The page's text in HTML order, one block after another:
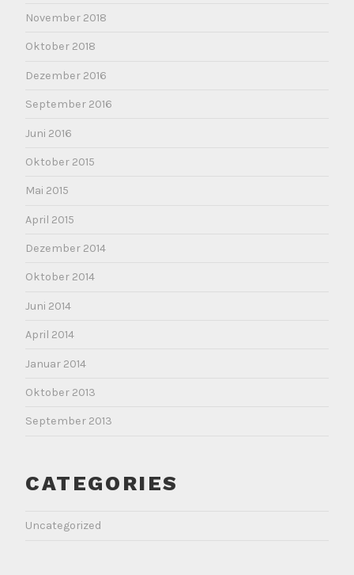
November 2018
Oktober 2018
Dezember 2016
September 2016
Juni 2016
Oktober 2015
Mai 2015
April 2015
Dezember 2014
Oktober 2014
Juni 2014
April 2014
Januar 2014
Oktober 2013
September 2013
CATEGORIES
Uncategorized